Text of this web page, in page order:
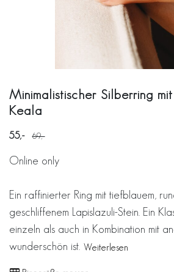
Minimalistischer Silberring
Keala
55 69
Online only
Ein raffinierter Ring mit tiefblauem,
geschliffenem Lapislazuli-Stein. Ein
einzeln als auch in Kombination mit
wunderschön ist. Weiterlesen